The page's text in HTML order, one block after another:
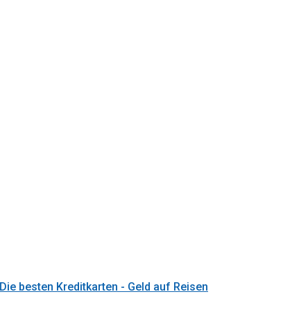
besten Kreditkarten - Geld auf Reisen